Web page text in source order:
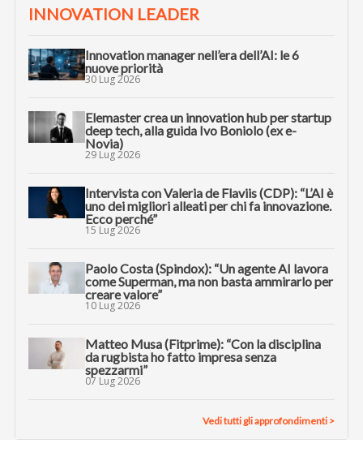
INNOVATION LEADER
Innovation manager nell’era dell’AI: le 6
nuove priorità
30 Lug 2026
Elemaster crea un innovation hub per startup
deep tech, alla guida Ivo Boniolo (ex e-
Novia)
29 Lug 2026
Intervista con Valeria de Flaviis (CDP): “L’AI è
uno dei migliori alleati per chi fa innovazione.
Ecco perché”
15 Lug 2026
Paolo Costa (Spindox): “Un agente AI lavora
come Superman, ma non basta ammirarlo per
creare valore”
10 Lug 2026
Matteo Musa (Fitprime): “Con la disciplina
da rugbista ho fatto impresa senza
spezzarmi”
07 Lug 2026
Vedi tutti gli approfondimenti >